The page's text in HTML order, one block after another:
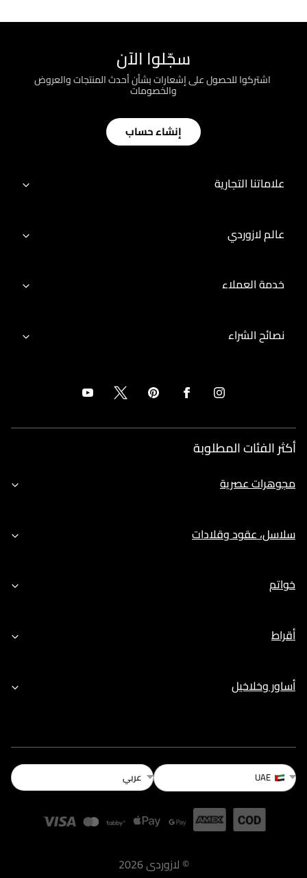
سجّلوا الآن
؜ اشتركوا للحصول على إشعارات بشأن أحدث المنتجات والعروض
والخصومات
إنشاء حساب
علاماتنا التجارية
عالم لازوردي
خدمة العملاء
نصائح الشراء
أكثر الفئات المطلوبة
مجوهرات عصرية
سلاسل، عقود وقلادات
خواتم
أقراط
أساور وخلاخيل
UAE عربي
© لازوردى2026